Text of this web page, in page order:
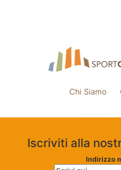
Chi Siamo
Iscriviti alla
Indirizzo